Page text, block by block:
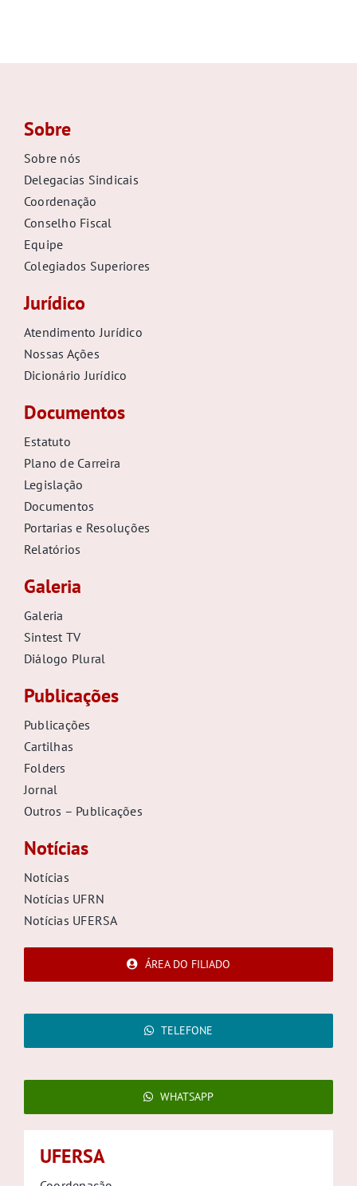
Sobre
Sobre nós
Delegacias Sindicais
Coordenação
Conselho Fiscal
Equipe
Colegiados Superiores
Jurídico
Atendimento Jurídico
Nossas Ações
Dicionário Jurídico
Documentos
Estatuto
Plano de Carreira
Legislação
Documentos
Portarias e Resoluções
Relatórios
Galeria
Galeria
Sintest TV
Diálogo Plural
Publicações
Publicações
Cartilhas
Folders
Jornal
Outros – Publicações
Notícias
Notícias
Notícias UFRN
Notícias UFERSA
ÁREA DO FILIADO
TELEFONE
WHATSAPP
UFERSA